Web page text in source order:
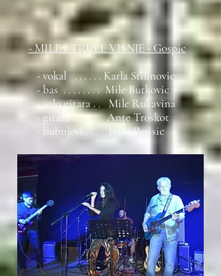
- MILE I TRULE VISNJE- Gospic
- vokal . . . . . . Karla Stilinovic
- bas . . . . . . . . Mile Butkovic
- solo gitara . . Mile Rukavina
- gitara . . . . . . Ante Troskot
- bubnjevi . . . Ivica Perisic